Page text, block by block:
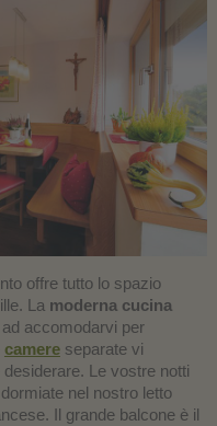
offre tutto lo spazio
La moderna cucina
ad accomodarvi per
camereseparate vi
desiderare. Le vostre notti
nel nostro letto
Il grande balcone è il